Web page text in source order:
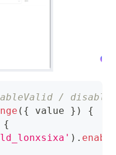
/
( { value } )
{
{
) .